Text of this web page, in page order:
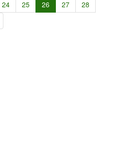
24 25 26 27
28